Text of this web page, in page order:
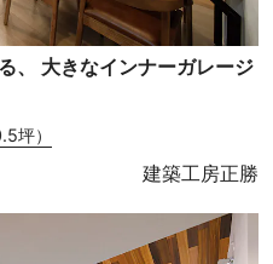
、 大きなインナーガレージ
坪）
建築工房正勝